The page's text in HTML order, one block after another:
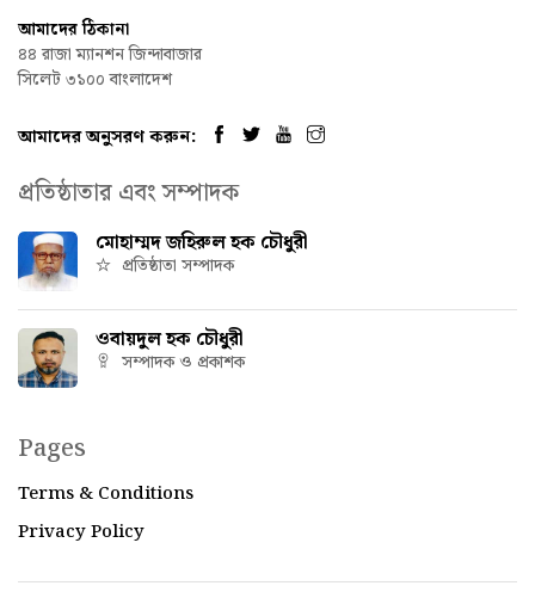
আমাদের ঠিকানা
৪৪ রাজা ম্যানশন জিন্দাবাজার
সিলেট ৩১০০ বাংলাদেশ
আমাদের অনুসরণ করুন:
প্রতিষ্ঠাতার এবং সম্পাদক
মোহাম্মদ জহিরুল হক চৌধুরী
প্রতিষ্ঠাতা সম্পাদক
ওবায়দুল হক চৌধুরী
সম্পাদক ও প্রকাশক
Pages
Terms & Conditions
Privacy Policy